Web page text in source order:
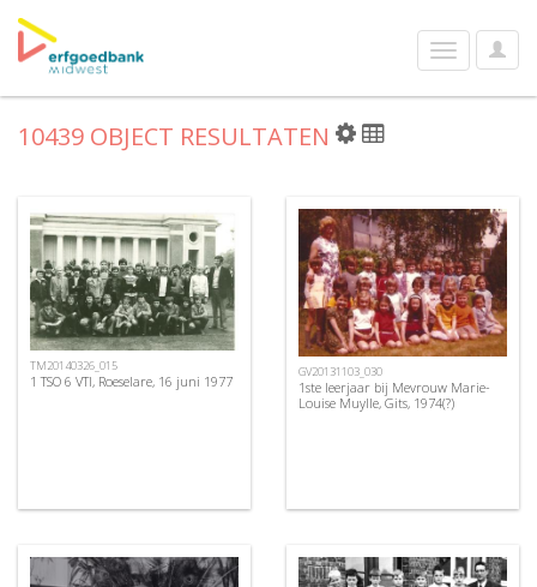
User
Toggle
navigation
10439 OBJECT RESULTATEN
TM20140326_015
1 TSO 6 VTI, Roeselare, 16 juni 1977
GV20131103_030
1ste leerjaar bij Mevrouw Marie-
Louise Muylle, Gits, 1974(?)